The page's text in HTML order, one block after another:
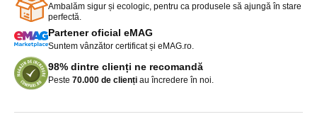
Ambalăm sigur și ecologic, pentru ca produsele să ajungă în stare
perfectă.
Partener oficial eMAG
Suntem vânzător certificat și eMAG.ro.
98% dintre clienți ne recomandă
Peste 70.000 de clienți au încredere în noi.